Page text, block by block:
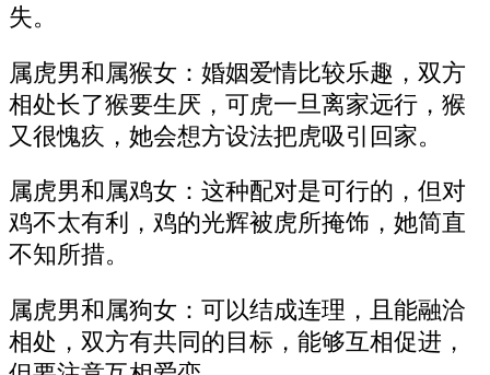
失。
属虎男和属猴女：婚姻爱情比较乐趣，双方
相处长了猴要生厌，可虎一旦离家远行，猴
又很愧疚，她会想方设法把虎吸引回家。
属虎男和属鸡女：这种配对是可行的，但对
鸡不太有利，鸡的光辉被虎所掩饰，她简直
不知所措。
属虎男和属狗女：可以结成连理，且能融洽
相处，双方有共同的目标，能够互相促进，